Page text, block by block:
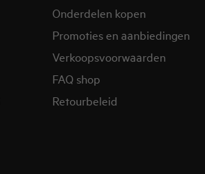
Onderdelen kopen
Promoties en aanbiedingen
Verkoopsvoorwaarden
FAQ shop
Retourbeleid​